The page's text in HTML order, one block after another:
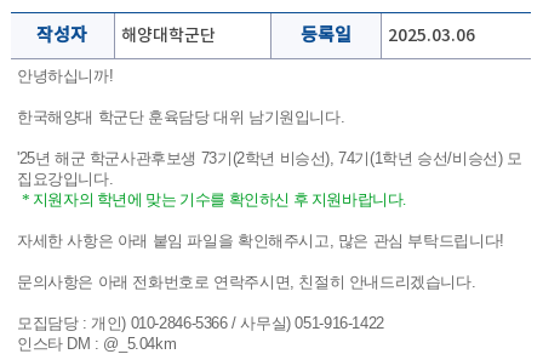
작성자 해양대학군단 등록일 2025.03.06
안녕하십니까!
한국해양대 학군단 훈육담당 대위 남기원입니다.
'25년 해군 학군사관후보생 73기(2학년 비승선), 74기(1학년 승선/비승선) 모
집요강입니다.
* 지원자의 학년에 맞는 기수를 확인하신 후 지원바랍니다.
자세한 사항은 아래 붙임 파일을 확인해주시고, 많은 관심 부탁드립니다!
문의사항은 아래 전화번호로 연락주시면, 친절히 안내드리겠습니다.
모집담당 : 개인) 010-2846-5366 / 사무실) 051-916-1422
인스타 DM : @_5.04km